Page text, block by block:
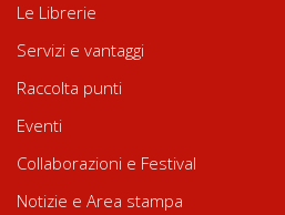
Le Librerie
Servizi e vantaggi
Raccolta punti
Eventi
Collaborazioni e Festival
Notizie e Area stampa